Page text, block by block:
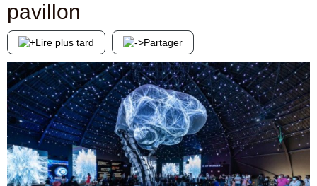
pavillon
Lire plus tard Partager